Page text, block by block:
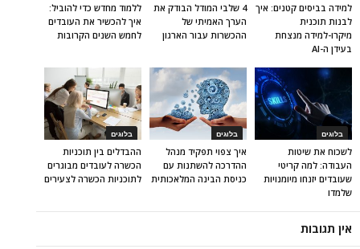
ללמוד מחדש כדי להוביל:
איך להכשיר את העובדים
לחמש השנים הקרובות
4 שלבי המודל הבודק את
הערך האמיתי של
ההכשרות עבור הארגון
למידה בביסים קטנים: איך
לבנות תוכנית
מיקרו-למידה מנצחת
בעידן ה-AI
בלוגים
ההבדלים בין תוכניות
הכשרה לעובדים מבוגרים
לתוכניות הכשרה לצעירים
בלוגים
איך צפוי תפקיד מנהל
ההדרכה להשתנות עם
כניסת הבינה המלאכותית
בלוגים
לשכוח את שיטות
העבודה: למה קריטי
שעובדים יזנחו מיומנויות
שלמדו
אין תגובות